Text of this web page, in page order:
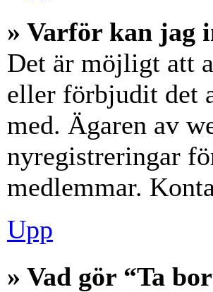
» Varför kan jag
Det är möjligt att
eller förbjudit det
med. Ägaren av
nyregistreringar
medlemmar.
Upp
» Vad gör “Ta